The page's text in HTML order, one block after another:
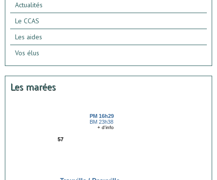
Actualités
Le CCAS
Les aides
Vos élus
Les marées